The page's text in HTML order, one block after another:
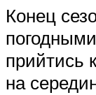
Конец
прийтись
на